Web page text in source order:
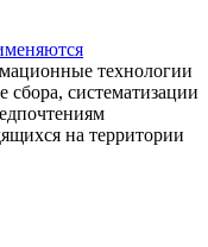
технологии
систематизации
на территории